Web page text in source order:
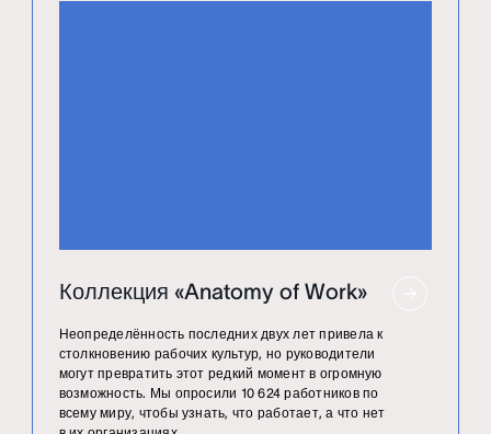
Коллекция «Anatomy of Work»
Неопределённость последних двух лет привела к
столкновению рабочих культур, но руководители
могут превратить этот редкий момент в огромную
возможность. Мы опросили 10 624 работников по
всему миру, чтобы узнать, что работает, а что нет